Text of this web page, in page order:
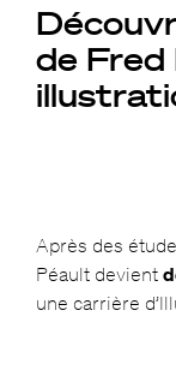
de Fred
Après des
Péault devient
une carrière